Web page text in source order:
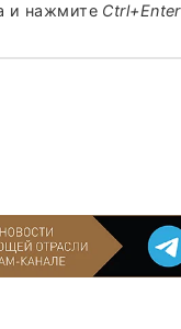
и нажмите Ctrl+Enter